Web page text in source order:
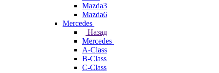
Mazda3
Mazda6
Mercedes
Назад
Mercedes
A-Class
B-Class
C-Class